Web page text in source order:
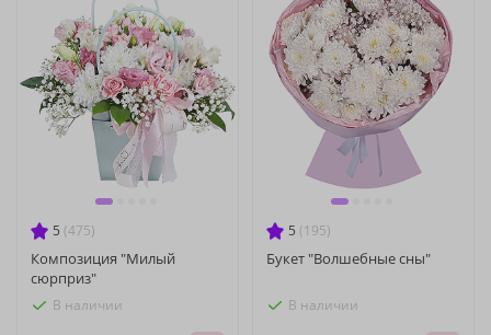
5 (475)
Композиция "Милый
сюрприз"
В наличии
5 (195)
Букет "Волшебные сны"
В наличии